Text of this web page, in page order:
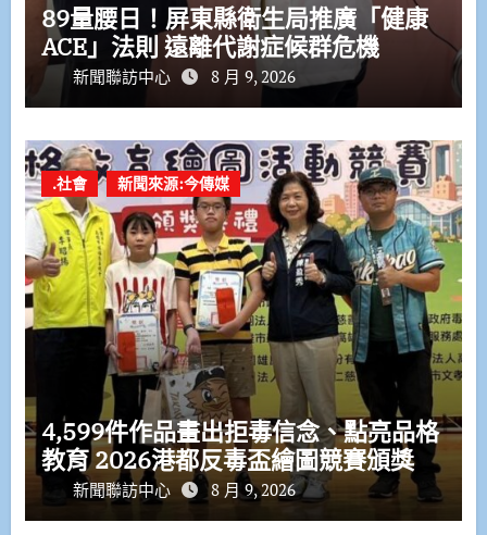
89量腰日！屏東縣衛生局推廣「健康
ACE」法則 遠離代謝症候群危機
新聞聯訪中心 8 月 9, 2026
.社會 新聞來源:今傳媒
4,599件作品畫出拒毒信念、點亮品格
教育 2026港都反毒盃繪圖競賽頒獎
新聞聯訪中心 8 月 9, 2026